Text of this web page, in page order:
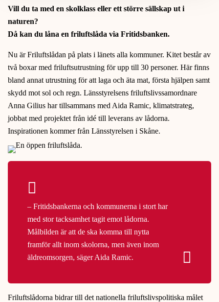
Vill du ta med en skolklass eller ett större sällskap ut i
naturen?
Då kan du låna en friluftslåda via Fritidsbanken.
Nu är Friluftslådan på plats i länets alla kommuner. Kitet består av
två boxar med friluftsutrustning för upp till 30 personer. Här finns
bland annat utrustning för att laga och äta mat, första hjälpen samt
skydd mot sol och regn. Länsstyrelsens friluftslivssamordnare
Anna Gilius har tillsammans med Aida Ramic, klimatstrateg,
jobbat med projektet från idé till leverans av lådorna.
Inspirationen kommer från Länsstyrelsen i Skåne.
– Fritidsbankerna och kommunerna i stort har
med stor tacksamhet tagit emot lådorna.
Målbilden är att de ska komma till nytta
framför allt inom skolorna, men även inom
äldreomsorgen, säger Aida Ramic.
Friluftslådorna bidrar till det nationella friluftslivspolitiska målet